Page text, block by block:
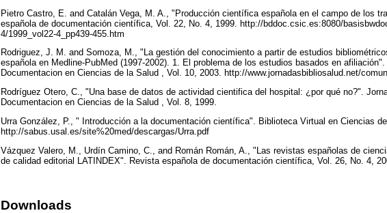
Pietro Castro, E. and Catalán Vega, M. A., "Producción científica española en el campo de los
española de documentación científica, Vol. 22, No. 4, 1999. http://bddoc.csic.es:8080/
4/1999_vol22-4_pp439-455.htm
Rodriguez, J. M. and Somoza, M., "La gestión del conocimiento a partir de estudios
española en Medline-PubMed (1997-2002). 1. El problema de los estudios basados en
Documentacion en Ciencias de la Salud , Vol. 10, 2003. http://www.jornadasbibliosalud.net/
Rodríguez Otero, C., "Una base de datos de actividad cientifica del hospital: ¿por qué no?".
Documentacion en Ciencias de la Salud , Vol. 8, 1999.
Urra González, P., " Introducción a la documentación científica". Biblioteca Virtual en Ciencias
http://sabus.usal.es/site%20med/descargas/Urra.pdf
Vázquez Valero, M., Urdín Camino, C., and Román Román, A., "Las revistas españolas de
de calidad editorial LATINDEX". Revista española de documentación científica, Vol. 26, No. 4,
Downloads